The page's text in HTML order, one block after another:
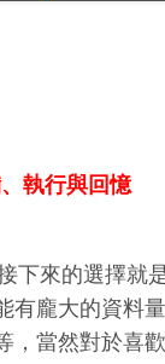
執行與回憶
下來的選擇就
有龐大的資料
當然對於喜